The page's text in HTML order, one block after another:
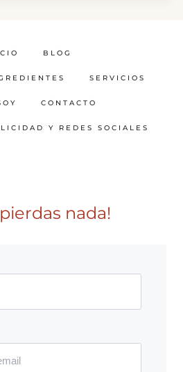
BLOG
SERVICIOS
CONTACTO
Y REDES SOCIALES
nada!